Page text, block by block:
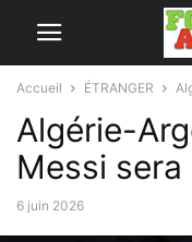
Accueil ÉTRANGER
Algérie-
Messi sera
6 juin 2026